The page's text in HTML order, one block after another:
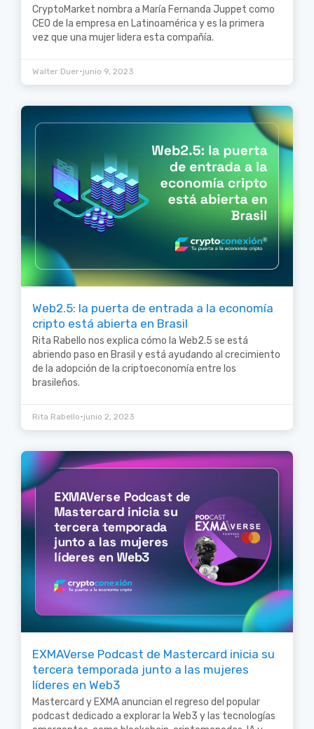
CryptoMarket nombra a María Fernanda Juppet como
CEO de la empresa en Latinoamérica y es la primera
vez que una mujer lidera esta compañía.
Walter Duer•junio 9, 2023
Web2.5: la puerta de entrada a la economía
cripto está abierta en Brasil
Rita Rabello nos explica cómo la Web2.5 se está
abriendo paso en Brasil y está ayudando al crecimiento
de la adopción de la criptoeconomía entre los
brasileños.
Rita Rabello•junio 2, 2023
EXMAVerse Podcast de Mastercard inicia su
tercera temporada junto a las mujeres
líderes en Web3
Mastercard y EXMA anuncian el regreso del popular
podcast dedicado a explorar la Web3 y las tecnologías